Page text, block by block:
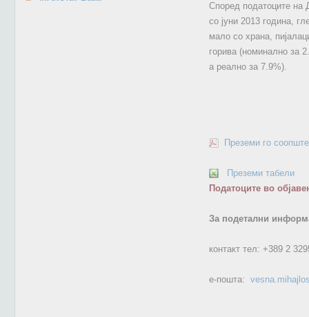
Според податоците на
со јуни 2013 година,
мало со храна,
горива (номинално за
а реално за 7.9%).
Преземи го
Преземи табели
Податоците во
За подетални
контакт тел: +389 2
е-пошта: